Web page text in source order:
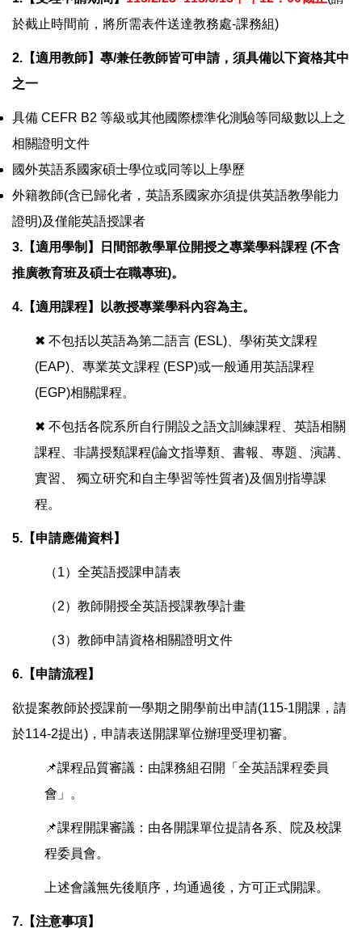
回課務組首頁
於截止時間前，將所需表件送達教務處-課務組)
2. 【適用教師】專/兼任教師皆可申請，須具備以下資格其中
之一
具備 CEFR B2 等級或其他國際標準化測驗等同級數以上之
相關證明文件
國外英語系國家碩士學位或同等以上學歷
外籍教師(含已歸化者，英語系國家亦須提供英語教學能力
證明)及僅能英語授課者
3. 【適用學制】日間部教學單位開授之專業學科課程 (不含
推廣教育班及碩士在職專班)。
4. 【適用課程】以教授專業學科內容為主。
✖ 不包括以英語為第二語言 (ESL) 、學術英文課程
(EAP)、專業英文課程 (ESP)或一般通用英語課程
(EGP)相關課程。
✖ 不包括各院系所自行開設之語文訓練課程、英語相關
課程、非講授類課程(論文指導類、書報、專題、演講、
實習、 獨立研究和自主學習等性質者)及個別指導課
程。
5. 【申請應備資料】
（1）全英語授課申請表
（2）教師開授全英語授課教學計畫
（3）教師申請資格相關證明文件
6. 【申請流程】
欲提案教師於授課前一學期之開學前出申請(115-1開課，請
於114-2提出)，申請表送開課單位辦理受理初審。
📌課程品質審議：由課務組召開「全英語課程委員
會」。
📌課程開課審議：由各開課單位提請各系、院及校課
程委員會。
上述會議無先後順序，均通過後，方可正式開課。
7. 【注意事項】